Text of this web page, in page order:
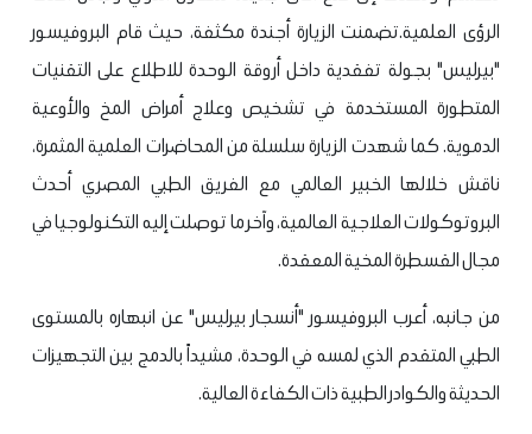
الرؤى العلمية.​تضمنت الزيارة أجندة مكثفة، حيث قام البروفيسور
"بيرليس" بجولة تفقدية داخل أروقة الوحدة للاطلاع على التقنيات
المتطورة المستخدمة في تشخيص وعلاج أمراض المخ والأوعية
الدموية. كما شهدت الزيارة سلسلة من المحاضرات العلمية المثمرة،
ناقش خلالها الخبير العالمي مع الفريق الطبي المصري أحدث
البروتوكولات العلاجية العالمية، وآخر ما توصلت إليه التكنولوجيا في
مجال القسطرة المخية المعقدة.
​من جانبه، أعرب البروفيسور "أنسجار بيرليس" عن انبهاره بالمستوى
الطبي المتقدم الذي لمسه في الوحدة، مشيداً بالدمج بين التجهيزات
الحديثة والكوادر الطبية ذات الكفاءة العالية.